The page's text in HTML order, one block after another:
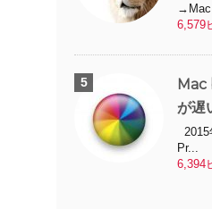
→Mac
6,579
Mac
が遅
Pr...
6,394